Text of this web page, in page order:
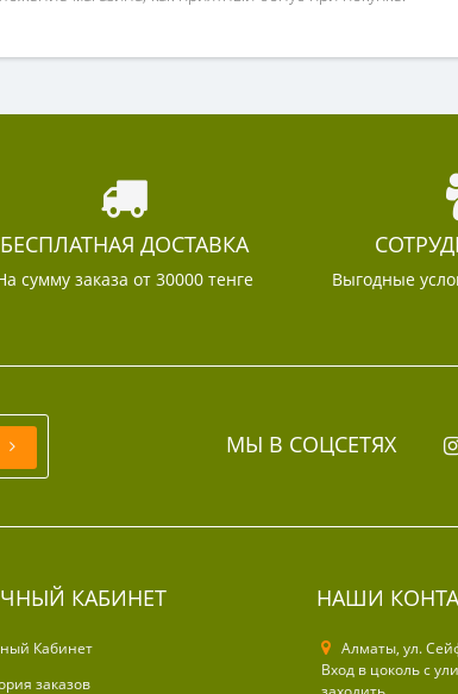
БЕСПЛАТНАЯ ДОСТАВКА
сумму заказа от 30000 тенге Выгодные
МЫ В СОЦСЕТЯХ
КАБИНЕТ
Кабинет
заказов
НАШИ
Алматы, ул.
Вход в цоколь с